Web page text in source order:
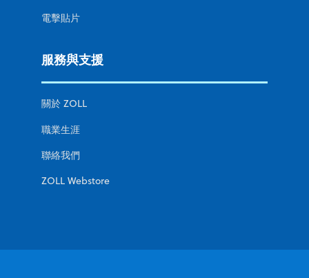
電擊貼片
服務與支援
關於 ZOLL
職業生涯
聯絡我們
ZOLL Webstore